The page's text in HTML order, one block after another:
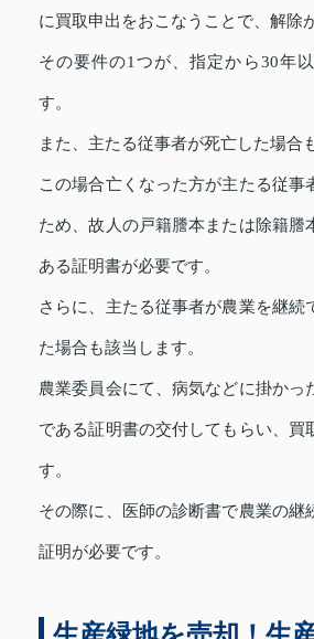
に買取申出をおこなうことで、解除
その要件の1つが、指定から30年
す。
また、主たる従事者が死亡した場合
この場合亡くなった方が主たる従事
ため、故人の戸籍謄本または除籍謄
ある証明書が必要です。
さらに、主たる従事者が農業を継続
た場合も該当します。
農業委員会にて、病気などに掛かっ
である証明書の交付してもらい、買
す。
その際に、医師の診断書で農業の継
証明が必要です。